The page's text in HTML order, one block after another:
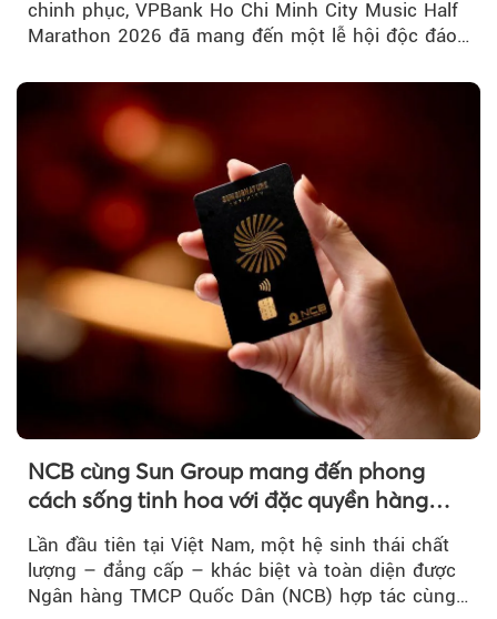
chinh phục, VPBank Ho Chi Minh City Music Half
Marathon 2026 đã mang đến một lễ hội độc đáo
NCB cùng Sun Group mang đến phong
cách sống tinh hoa với đặc quyền hàng
đầu Việt Nam
Lần đầu tiên tại Việt Nam, một hệ sinh thái chất
lượng – đẳng cấp – khác biệt và toàn diện được
Ngân hàng TMCP Quốc Dân (NCB) hợp tác cùng